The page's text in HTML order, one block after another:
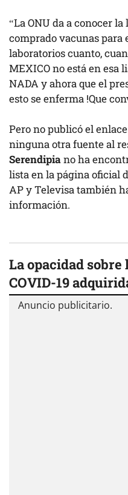
“La ONU da a conocer
comprado vacunas para
laboratorios cuanto,
MEXICO no está en esa
NADA y ahora que el
esto se enferma !Que
Pero no publicó el
ninguna otra fuente al
Serendipiano ha
lista en la página oficial
AP y Televisa también
información.
La opacidad
COVID-19